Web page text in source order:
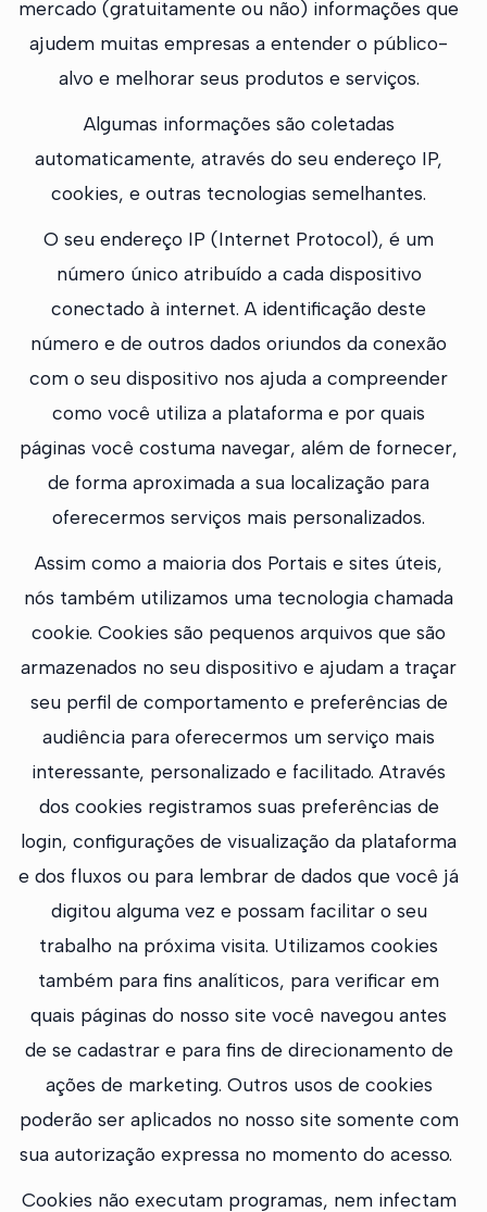
mercado (gratuitamente ou não) informações que
ajudem muitas empresas a entender o público-
alvo e melhorar seus produtos e serviços.
Algumas informações são coletadas
automaticamente, através do seu endereço IP,
cookies, e outras tecnologias semelhantes.
O seu endereço IP (Internet Protocol), é um
número único atribuído a cada dispositivo
conectado à internet. A identificação deste
número e de outros dados oriundos da conexão
com o seu dispositivo nos ajuda a compreender
como você utiliza a plataforma e por quais
páginas você costuma navegar, além de fornecer,
de forma aproximada a sua localização para
oferecermos serviços mais personalizados.
Assim como a maioria dos Portais e sites úteis,
nós também utilizamos uma tecnologia chamada
cookie. Cookies são pequenos arquivos que são
armazenados no seu dispositivo e ajudam a traçar
seu perfil de comportamento e preferências de
audiência para oferecermos um serviço mais
interessante, personalizado e facilitado. Através
dos cookies registramos suas preferências de
login, configurações de visualização da plataforma
e dos fluxos ou para lembrar de dados que você já
digitou alguma vez e possam facilitar o seu
trabalho na próxima visita. Utilizamos cookies
também para fins analíticos, para verificar em
quais páginas do nosso site você navegou antes
de se cadastrar e para fins de direcionamento de
ações de marketing. Outros usos de cookies
poderão ser aplicados no nosso site somente com
sua autorização expressa no momento do acesso.
Cookies não executam programas, nem infectam